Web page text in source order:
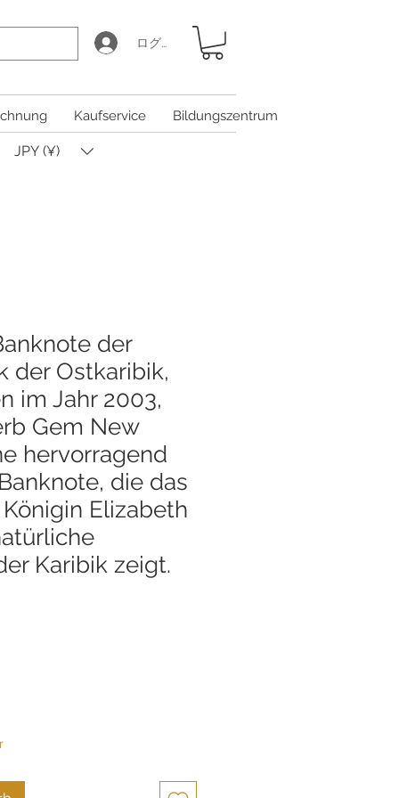
ログイン
Kaufservice Bildungszentrum
JPY (¥)
der
der Ostkaribik,
im Jahr 2003,
Gem New
hervorragend
die das
Elizabeth
Karibik zeigt.